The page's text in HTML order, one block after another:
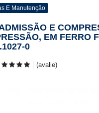
E Manutenção
E
EM FERRO
0
(avalie)